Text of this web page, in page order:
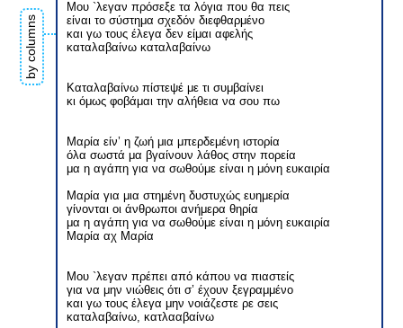
by columns
Μου `λεγαν πρόσεξε τα λόγια που θα πεις
είναι το σύστημα σχεδόν διεφθαρμένο
και γω τους έλεγα δεν είμαι αφελής
καταλαβαίνω καταλαβαίνω
Καταλαβαίνω πίστεψέ με τι συμβαίνει
κι όμως φοβάμαι την αλήθεια να σου πω
Μαρία είν’ η ζωή μια μπερδεμένη ιστορία
όλα σωστά μα βγαίνουν λάθος στην πορεία
μα η αγάπη για να σωθούμε είναι η μόνη ευκαιρία
Μαρία για μια στημένη δυστυχώς ευημερία
γίνονται οι άνθρωποι ανήμερα θηρία
μα η αγάπη για να σωθούμε είναι η μόνη ευκαιρία
Μαρία αχ Μαρία
Μου `λεγαν πρέπει από κάπου να πιαστείς
για να μην νιώθεις ότι σ’ έχουν ξεγραμμένο
και γω τους έλεγα μην νοιάζεστε ρε σεις
καταλαβαίνω, κατλααβαίνω